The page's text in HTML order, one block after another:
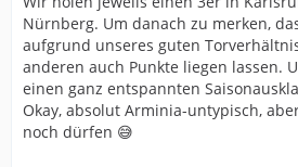
schwer ist und im letzten
Lautern nochmal alles reinwerfen.
Karlsruhe hingegen ist gedanklich
etwas Trouble mit
seinem Trauzeugen schon helfen
Nürnberg. Um danach zu merken,
aufgrund unseres guten
anderen auch Punkte liegen lassen.
einen ganz entspannten
Okay, absolut Arminia-untypisch,
noch dürfen 😅